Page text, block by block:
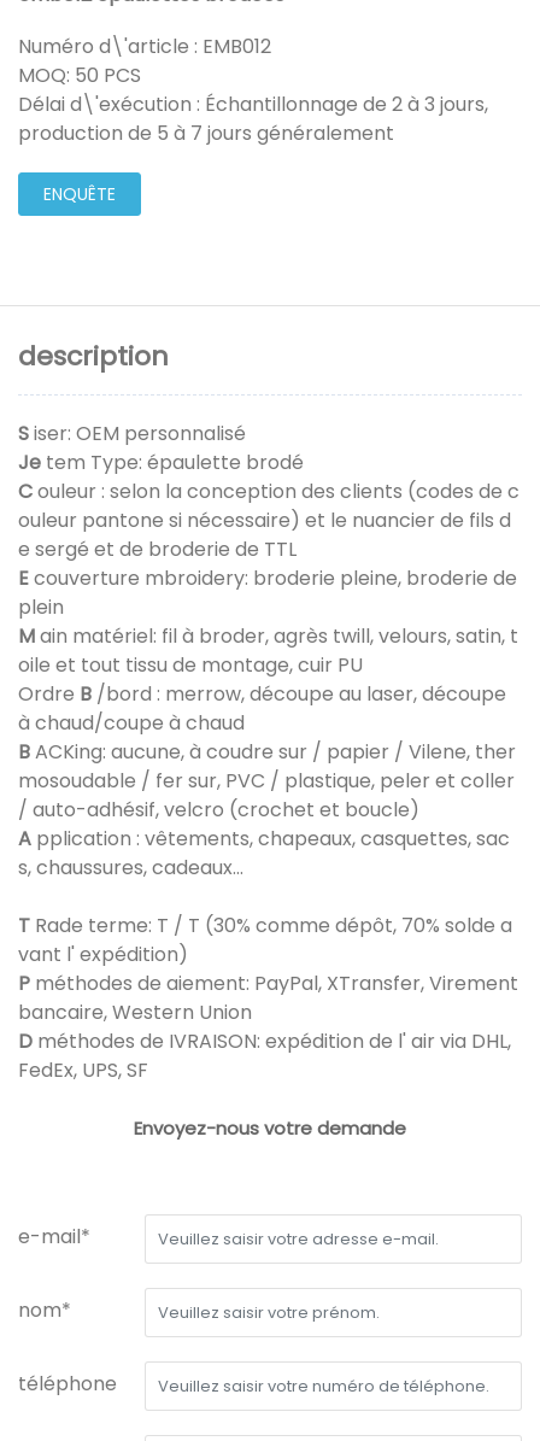
Numéro d\'article : EMB012
MOQ: 50 PCS
Délai d\'exécution : Échantillonnage de 2 à 3 jours,
production de 5 à 7 jours généralement
ENQUÊTE
description
Siser: OEM personnalisé
Je tem Type: épaulette brodé
Couleur : selon la conception des clients (codes de c
ouleur pantone si nécessaire) et le nuancier de fils d
e sergé et de broderie de TTL
Ecouverture mbroidery: broderie pleine, broderie de
plein
Main matériel: fil à broder, agrès twill, velours, satin, t
oile et tout tissu de montage, cuir PU
Ordre B /bord : merrow, découpe au laser, découpe
à chaud/coupe à chaud
BACKing: aucune, à coudre sur / papier / Vilene, ther
mosoudable / fer sur, PVC / plastique, peler et coller
/ auto-adhésif, velcro (crochet et boucle)
A pplication : vêtements, chapeaux, casquettes, sac
s, chaussures, cadeaux...
T Rade terme: T / T (30% comme dépôt, 70% solde a
vant l' expédition)
P méthodes de aiement: PayPal, XTransfer, Virement
bancaire, Western Union
D méthodes de IVRAISON: expédition de l' air via DHL,
FedEx, UPS, SF
Envoyez-nous votre demande
e-mail*
nom*
téléphone